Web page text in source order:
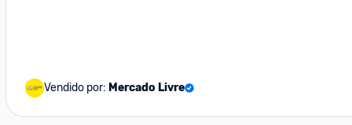
Vendido por: Mercado Livre